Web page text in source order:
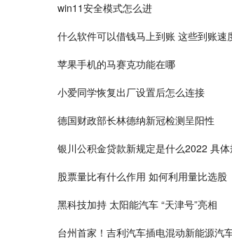
win11安全模式怎么进
什么软件可以借钱马上到账 这些到账速
苹果手机的马赛克功能在哪
小爱同学恢复出厂设置后怎么连接
德国财政部长林德纳新冠检测呈阳性
银川公积金贷款新规定是什么2022 具
股票量比有什么作用 如何利用量比选股
黑科技加持 太阳能汽车 “天津号”亮相
台州首家！吉利汽车插电混动新能源汽